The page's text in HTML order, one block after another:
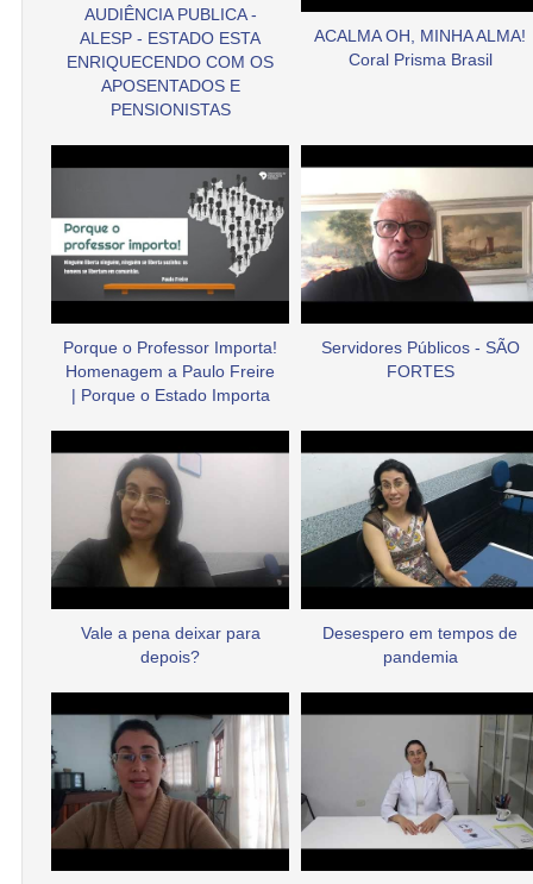
AUDIÊNCIA PUBLICA -
ALESP - ESTADO ESTA
ENRIQUECENDO COM OS
APOSENTADOS E
PENSIONISTAS
ACALMA OH, MINHA ALMA!
Coral Prisma Brasil
Porque o Professor Importa!
Homenagem a Paulo Freire
| Porque o Estado Importa
Servidores Públicos - SÃO
FORTES
Vale a pena deixar para
depois?
Desespero em tempos de
pandemia